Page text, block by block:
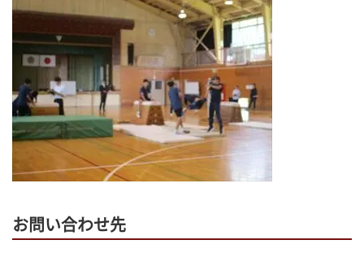
お問い合わせ先